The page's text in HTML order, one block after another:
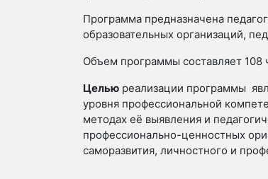
Программа предназначена
образовательных организаций,
Объем программы составляет 108
Целью реализации программы
уровня профессиональной
методах её выявления и
профессионально-ценностных
саморазвития, личностного и